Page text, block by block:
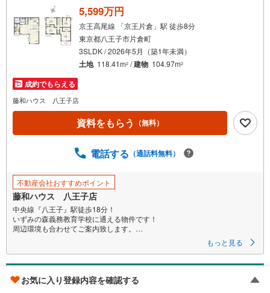
5,599万円
京王高尾線 「京王片倉」駅 徒歩8分
東京都八王子市片倉町
3SLDK / 2026年5月（築1年未満）
土地 118.41m2 /建物 104.97m2
成約でもらえる
藤和ハウス 八王子店
資料をもらう （無料）
電話する （通話料無料）
不動産会社おすすめポイント
藤和ハウス 八王子店
中央線『八王子』駅徒歩18分！
いずみの森義務教育学校に通える物件です！
周辺環境も合わせてご案内致します。
もっと見る
八王子市兵衛2丁目
お気に入り登録内容を確認する